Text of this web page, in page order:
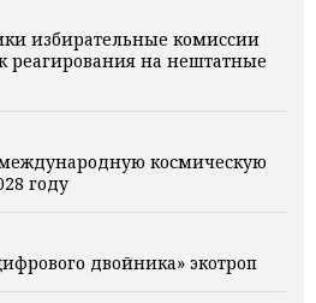
избирательные комиссии
реагирования на нештатные
космическую
году
двойника» экотроп